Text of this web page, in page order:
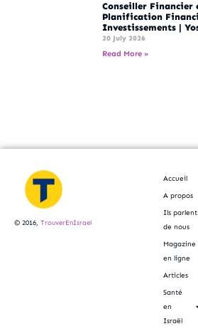
Conseiller Financier
Planification
Investissements |
20 July 2026
Read More »
© 2016, TrouverEnIsrael
Accueil
A propos
Ils parlent
de nous
Magazine
en ligne
Articles
Santé
en
Israël